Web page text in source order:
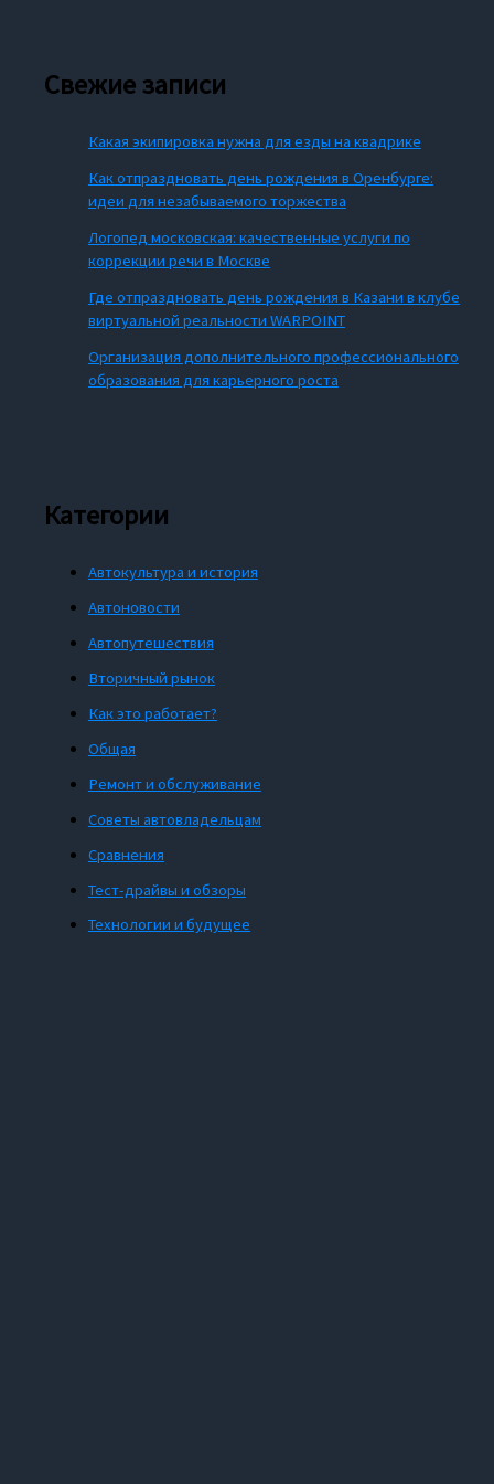
Свежие записи
Какая экипировка нужна для езды на квадрике
Как отпраздновать день рождения в Оренбурге:
идеи для незабываемого торжества
Логопед московская: качественные услуги по
коррекции речи в Москве
Где отпраздновать день рождения в Казани в клубе
виртуальной реальности WARPOINT
Организация дополнительного профессионального
образования для карьерного роста
Категории
Автокультура и история
Автоновости
Автопутешествия
Вторичный рынок
Как это работает?
Общая
Ремонт и обслуживание
Советы автовладельцам
Сравнения
Тест-драйвы и обзоры
Технологии и будущее